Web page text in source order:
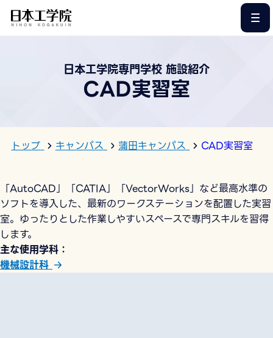
日本工学院専門学校 施設紹介
CAD実習室
トップ キャンパス 蒲田キャンパス CAD実習室
「AutoCAD」「CATIA」「VectorWorks」など最高水準の
ソフトを導入した、最新のワークステーションを配置した実習
室。ゆったりとした作業しやすいスペースで専門スキルを習得
します。
主な使用学科
機械設計科